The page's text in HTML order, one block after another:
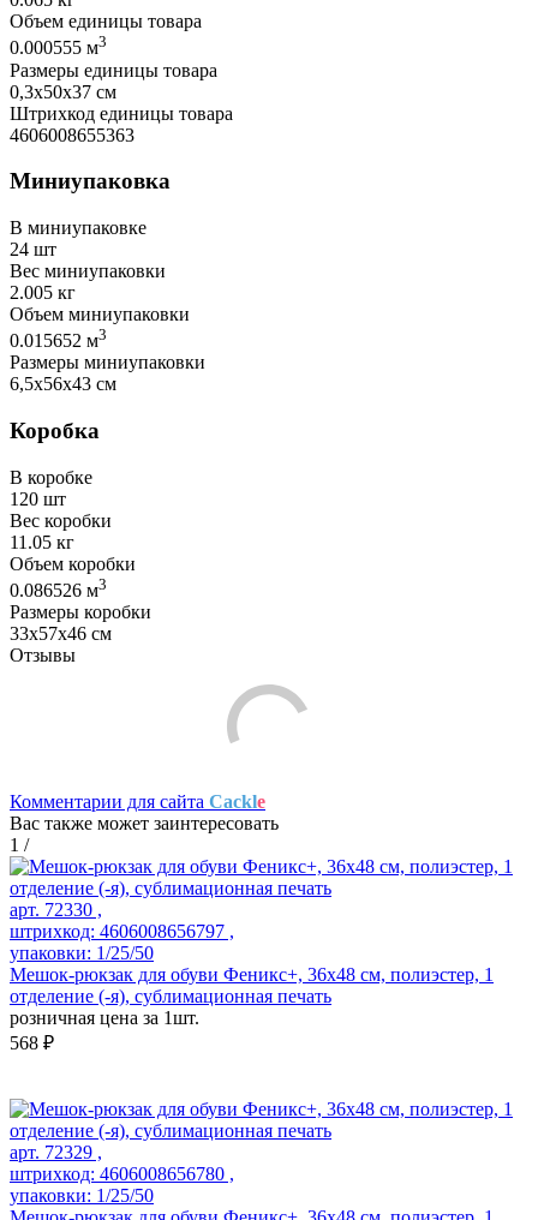
Объем единицы товара
0.000555 м3
Размеры единицы товара
0,3х50х37 см
Штрихкод единицы товара
4606008655363
Миниупаковка
В миниупаковке
24 шт
Вес миниупаковки
2.005 кг
Объем миниупаковки
0.015652 м3
Размеры миниупаковки
6,5х56х43 см
Коробка
В коробке
120 шт
Вес коробки
11.05 кг
Объем коробки
0.086526 м3
Размеры коробки
33х57х46 см
Отзывы
Комментарии для сайта Cackle
Вас также может заинтересовать
1 /
арт. 72330 ,
штрихкод: 4606008656797 ,
упаковки: 1/25/50
Мешок-рюкзак для обуви Феникс+, 36х48 см, полиэстер, 1
отделение (-я), сублимационная печать
розничная цена за 1шт.
568 ₽
арт. 72329 ,
штрихкод: 4606008656780 ,
упаковки: 1/25/50